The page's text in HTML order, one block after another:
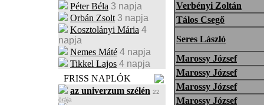
Péter Béla 3 napja
Orbán Zsolt 3 napja
Kosztolányi Mária 4
napja
Nemes Máté 4 napja
Tikkel Lajos 4 napja
FRISS NAPLÓK
az univerzum szélén 22
órája
Verbényi Zoltán
Tálos Csegő
Seres László
Marossy József
Marossy József
Marossy József
Marossy József